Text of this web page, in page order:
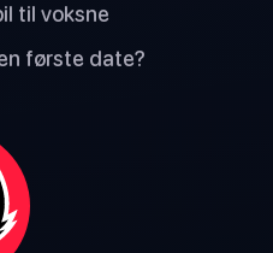
til voksne
første date?